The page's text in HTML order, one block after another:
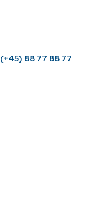
(+45) 88 77 88 77